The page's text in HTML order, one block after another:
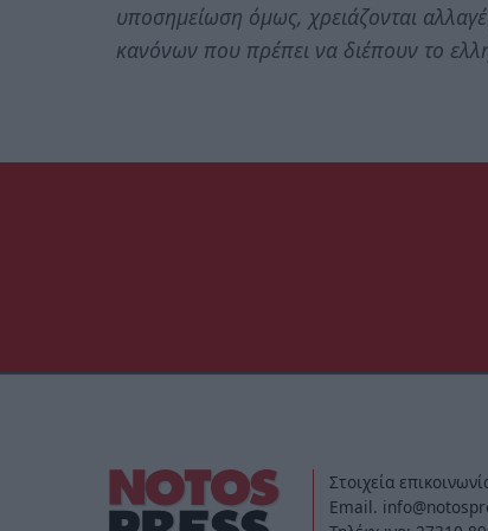
υποσημείωση όμως, χρειάζονται
κανόνων που πρέπει να διέπουν το
Στοιχεία
Email.